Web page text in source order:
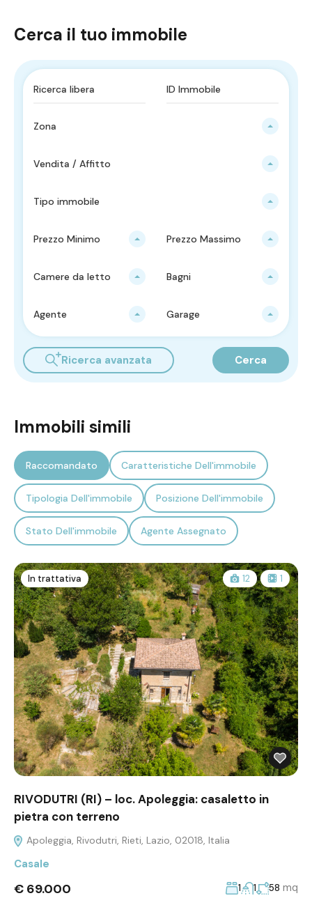
Cerca il tuo immobile
Zona
Vendita / Affitto
Tipo immobile
Prezzo Minimo Prezzo Massimo
Camere da letto Bagni
Agente Garage
Ricerca avanzata Cerca
Immobili simili
Raccomandato Caratteristiche Dell'immobile
Tipologia Dell'immobile Posizione Dell'immobile
Stato Dell'immobile Agente Assegnato
In trattativa 12 1
RIVODUTRI (RI) – loc. Apoleggia: casaletto in
pietra con terreno
Apoleggia, Rivodutri, Rieti, Lazio, 02018, Italia
Casale
€ 69.000 1 1 58 mq